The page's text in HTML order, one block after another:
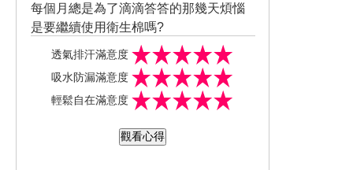
每個月總是為了滴滴答答的那幾天煩惱
是要繼續使用衛生棉嗎?
但即使是少量型也因為量太少 而顯得浪
費 現在終於可以不用再糾結了
Your secret 蜜秘褲 除了MIT外 還擁有30
年布料市場研發經驗並擅長於貼身衣物
一次取代護墊、衛生棉使用量的貼心褲
透氣排汗滿意度
吸水防漏滿意度
輕鬆自在滿意度
觀看心得